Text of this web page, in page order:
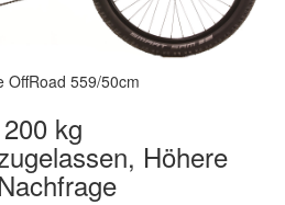
OffRoad 559/50cm
kg
Höhere